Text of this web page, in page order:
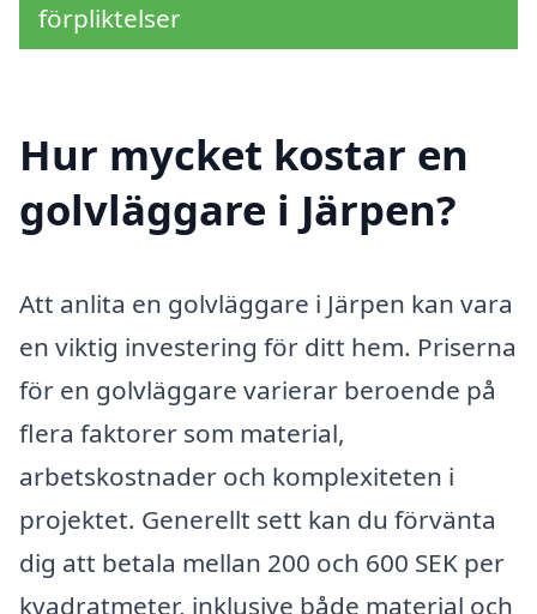
förpliktelser
Hur mycket kostar en
golvläggare i Järpen?
Att anlita en golvläggare i Järpen kan vara
en viktig investering för ditt hem. Priserna
för en golvläggare varierar beroende på
flera faktorer som material,
arbetskostnader och komplexiteten i
projektet. Generellt sett kan du förvänta
dig att betala mellan 200 och 600 SEK per
kvadratmeter, inklusive både material och